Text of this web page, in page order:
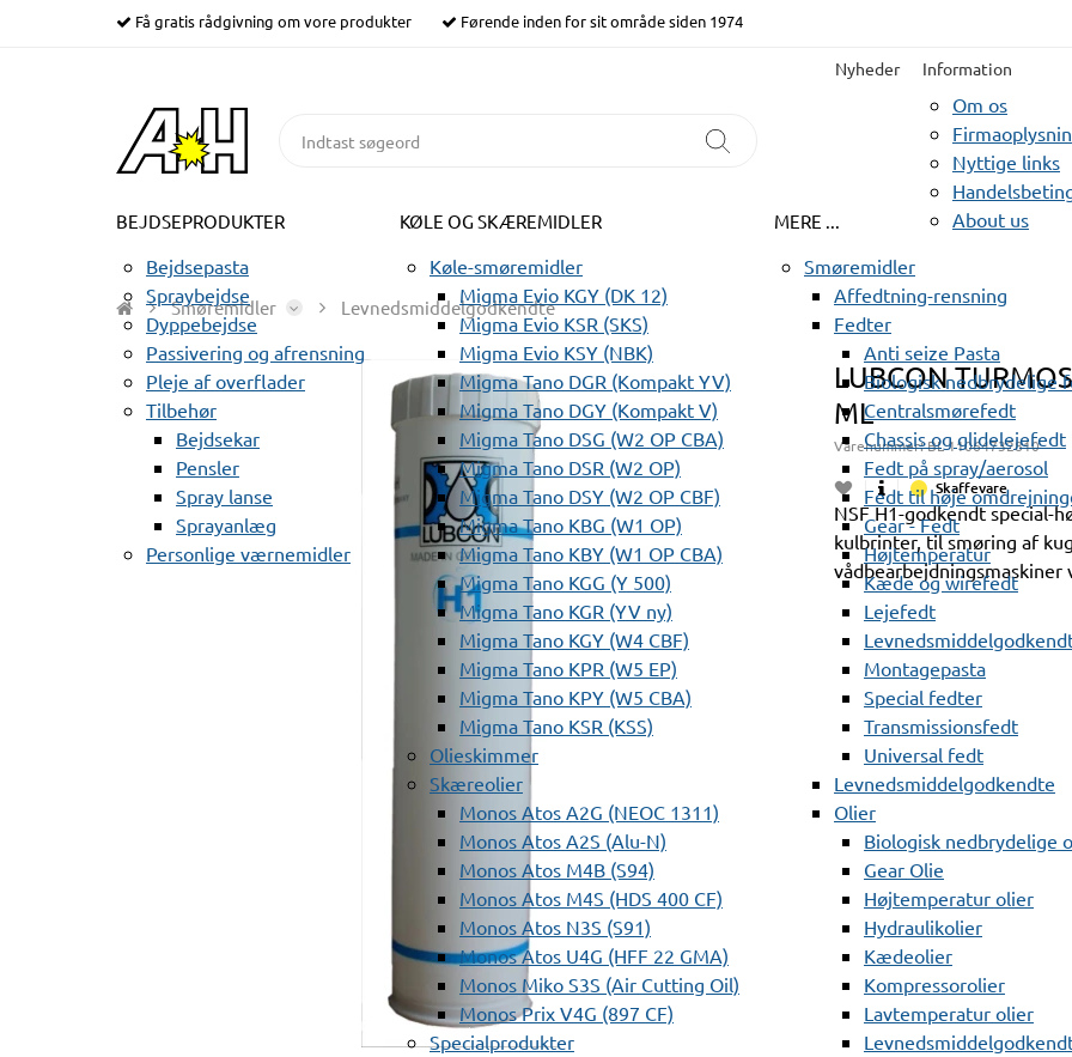
Få gratis rådgivning om vore produkter Førende inden for sit område siden 1974
Nyheder Information
Om os
Nyttige links
About us
BEJDSEPRODUKTER
Bejdsepasta
Spraybejdse
Dyppebejdse
Passivering og afrensning
Pleje af overflader
Tilbehør
Bejdsekar
Pensler
Spray lanse
Sprayanlæg
Personlige værnemidler
KØLE OG SKÆREMIDLER
Køle-smøremidler
Migma Evio KGY (DK 12)
Migma Evio KSR (SKS)
Migma Evio KSY (NBK)
Migma Tano DGR (Kompakt YV)
Migma Tano DGY (Kompakt V)
Migma Tano DSG (W2 OP CBA)
Migma Tano DSR (W2 OP)
Migma Tano DSY (W2 OP CBF)
Migma Tano KBG (W1 OP)
Migma Tano KBY (W1 OP CBA)
Migma Tano KGG (Y 500)
Migma Tano KGR (YV ny)
Migma Tano KGY (W4 CBF)
Migma Tano KPR (W5 EP)
Migma Tano KPY (W5 CBA)
Migma Tano KSR (KSS)
Olieskimmer
Skæreolier
Monos Atos A2G (NEOC 1311)
Monos Atos A2S (Alu-N)
Monos Atos M4B (S94)
Monos Atos M4S (HDS 400 CF)
Monos Atos N3S (S91)
Monos Atos U4G (HFF 22 GMA)
Monos Miko S3S (Air Cutting Oil)
Monos Prix V4G (897 CF)
Specialprodukter
MERE ...
Smøremidler
Affedtning-rensning
Fedter
Anti seize Pasta
Biologisk nedbrydelige
Centralsmørefedt
Chassis og glidelejefedt
Fedt på spray/aerosol
Fedt til høje
Gear - Fedt
Højtemperatur
Kæde og wirefedt
Lejefedt
Montagepasta
Special fedter
Transmissionsfedt
Universal fedt
Levnedsmiddelgodkendte
Olier
Biologisk nedbrydelige
Gear Olie
Højtemperatur olier
Hydraulikolier
Kædeolier
Kompressorolier
Lavtemperatur olier
Smøremidler Levnedsmiddelgodkendte
LUBCON
ML
Varenummer:BL 11064732810
Skaffevare
NSF H1-godkendt special-
kulbrinter, til smøring af
vådbearbejdningsmaskiner